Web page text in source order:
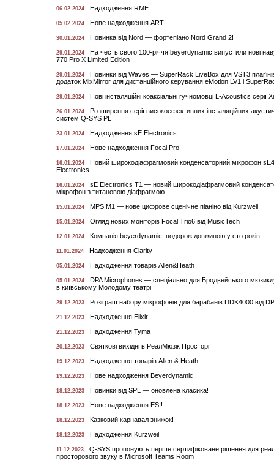
06.02.2024 Надходження RME
05.02.2024 Нове надходження ART!
30.01.2024 Новинка від Nord — фортепіано Nord Grand 2!
29.01.2024
На честь свого 100-річчя beyerdynamic випустили нові
770 Pro X Limited Edition
29.01.2024
Новинки від Waves — SuperRack LiveBox для VST3
додаток MixMirror для дистанційного керування eMotion LV1 і
29.01.2024 Нові інсталяційні коаксіальні гучномовці L-Acoustics серії Xi
26.01.2024
Розширення серії високоефективних інсталяційних
систем Q-SYS PL
23.01.2024 Надходження sE Electronics
17.01.2024 Нове надходження Focal Pro!
16.01.2024
Новий широкодіафрагмовий конденсаторний мікрофон
Electronics
16.01.2024
sE Electronics T1 — новий широкодіафрагмовий
мікрофон з титановою діафрагмою
15.01.2024 MPS M1 — нове цифрове сценічне піаніно від Kurzweil
15.01.2024 Огляд нових моніторів Focal Trio6 від MusicTech
12.01.2024 Компанія beyerdynamic: подорож довжиною у сто років
11.01.2024 Надходження Clarity
05.01.2024 Надходження товарів Allen&Heath
05.01.2024
DPA Microphones — спеціально для Бродвейського
в київському Молодому театрі
29.12.2023 Розіграш набору мікрофонів для барабанів DDK4000 від
21.12.2023 Надходження Elixir
21.12.2023 Надходження Tyma
20.12.2023 Святкові вихідні в РеалМюзік Просторі
19.12.2023 Надходження товарів Allen & Heath
19.12.2023 Нове надходження Beyerdynamic
18.12.2023 Новинки від SPL — оновлена класика!
18.12.2023 Нове надходження ESI!
18.12.2023 Казковий карнавал знижок!
18.12.2023 Надходження Kurzweil
11.12.2023
Q-SYS пропонують перше сертифіковане рішення для
просторового звуку в Microsoft Teams Room